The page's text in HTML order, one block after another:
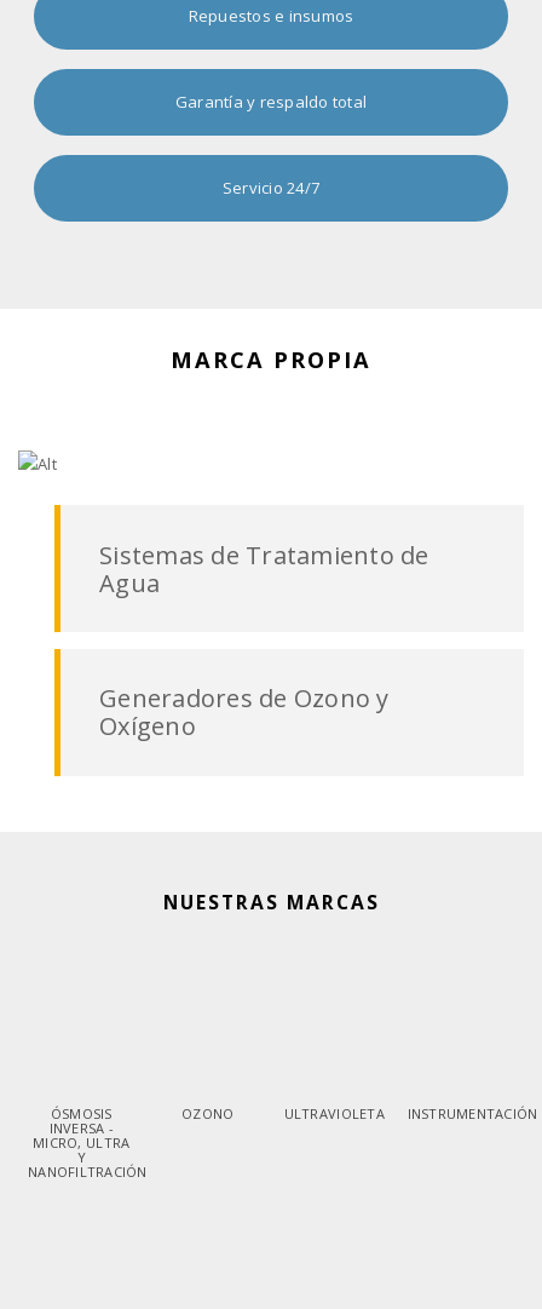
Repuestos e insumos
Garantía y respaldo total
Servicio 24/7
MARCA PROPIA
Sistemas de Tratamiento de
Agua
Generadores de Ozono y
Oxígeno
NUESTRAS MARCAS
ÓSMOSIS
INVERSA -
MICRO, ULTRA
Y
NANOFILTRACIÓN
OZONO ULTRAVIOLETA INSTRUMENTACIÓN